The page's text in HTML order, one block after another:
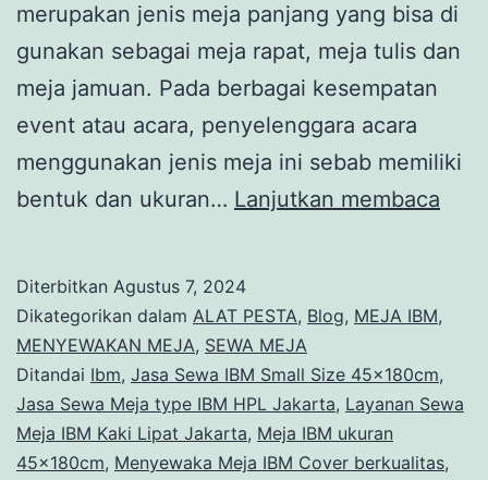
merupakan jenis meja panjang yang bisa di
gunakan sebagai meja rapat, meja tulis dan
meja jamuan. Pada berbagai kesempatan
event atau acara, penyelenggara acara
menggunakan jenis meja ini sebab memiliki
bentuk dan ukuran… Lanjutkan membaca
Diterbitkan Agustus 7, 2024
Dikategorikan dalam ALAT PESTA, Blog, MEJA IBM,
MENYEWAKAN MEJA, SEWA MEJA
Ditandai Ibm, Jasa Sewa IBM Small Size 45x180cm,
Jasa Sewa Meja type IBM HPL Jakarta, Layanan Sewa
Meja IBM Kaki Lipat Jakarta, Meja IBM ukuran
45x180cm, Menyewaka Meja IBM Cover berkualitas,